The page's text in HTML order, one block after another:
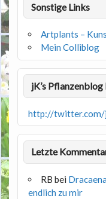
Sonstige Links
Artplants –
Mein Colliblog
jK’s
http://twitter.com/
Letzte
RB bei
endlich zu mir